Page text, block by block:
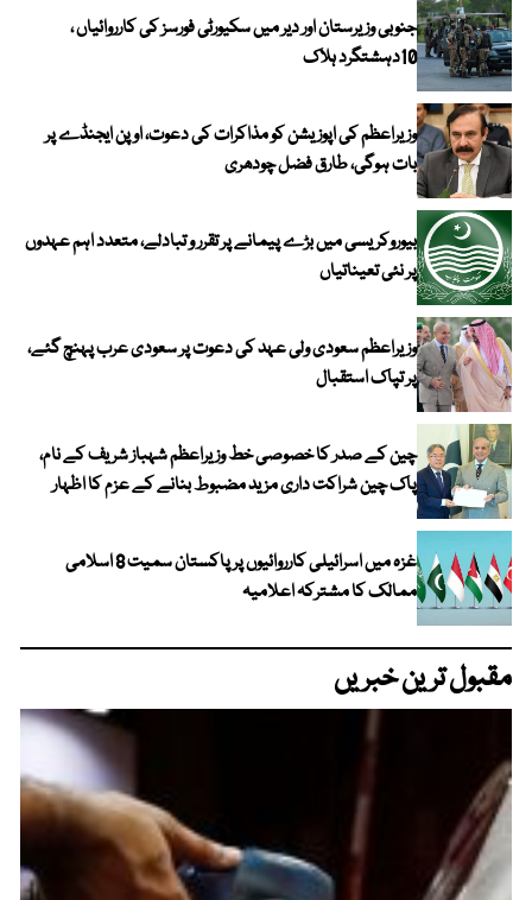
جنوبی وزیرستان اور دیر میں سکیورٹی فورسز کی کارروائیاں ،
10دہشتگرد ہلاک
وزیراعظم کی اپوزیشن کو مذاکرات کی دعوت، اوپن ایجنڈے پر
بات ہوگی، طارق فضل چودھری
بیوروکریسی میں بڑے پیمانے پر تقرر و تبادلے، متعدد اہم عہدوں
پر نئی تعیناتیاں
وزیراعظم سعودی ولی عہد کی دعوت پر سعودی عرب پہنچ گئے،
پر تپاک استقبال
چین کے صدر کا خصوصی خط وزیراعظم شہباز شریف کے نام،
پاک چین شراکت داری مزید مضبوط بنانے کے عزم کا اظہار
غزہ میں اسرائیلی کارروائیوں پر پاکستان سمیت 8 اسلامی
ممالک کا مشترکہ اعلامیہ
مقبول ترین خبریں